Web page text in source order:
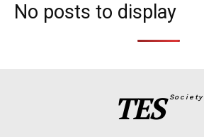
No posts to display
TES Society